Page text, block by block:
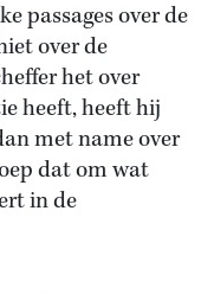
passages over de
over de
het over
heeft, heeft hij
met name over
dat om wat
in de